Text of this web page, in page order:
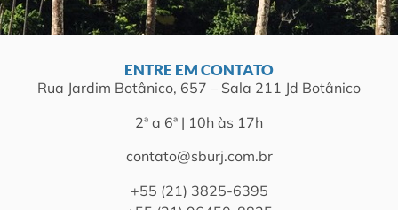
ENTRE EM CONTATO
Rua Jardim Botânico, 657 – Sala 211 Jd Botânico
2ª a 6ª | 10h às 17h
contato@sburj.com.br
+55 (21) 3825-6395